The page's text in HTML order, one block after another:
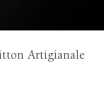
Artigianale